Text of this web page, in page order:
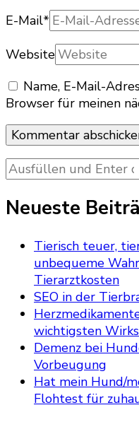
E-Mail*
Website
Name, E-Mail-
Browser für meinen
Suchst
du
nach
etwas?
Neueste
Tierisch teuer,
unbequeme
Tierarztkosten
SEO in der
wichtigsten
Demenz bei
Vorbeugung
Hat mein Hund/
Flohtest für